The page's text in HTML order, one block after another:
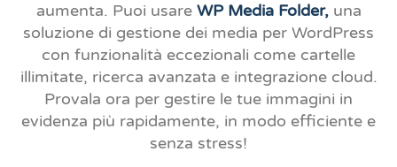
aumenta. Puoi usare WP Media Folder,una
soluzione di gestione dei media per WordPress
con funzionalità eccezionali come cartelle
illimitate, ricerca avanzata e integrazione cloud.
Provala ora per gestire le tue immagini in
evidenza più rapidamente, in modo efficiente e
senza stress!